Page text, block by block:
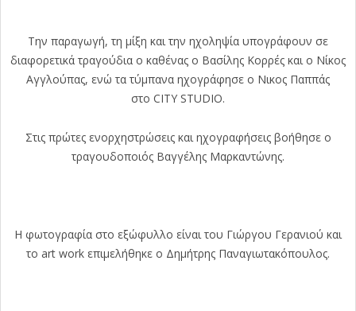
Την παραγωγή, τη μίξη και την ηχοληψία υπογράφουν σε
διαφορετικά τραγούδια ο καθένας ο Βασίλης Κορρές και ο Νίκος
Αγγλούπας, ενώ τα τύμπανα ηχογράφησε ο Νικος Παππάς
στο CITY STUDIO.
Στις πρώτες ενορχηστρώσεις και ηχογραφήσεις βοήθησε ο
τραγουδοποιός Βαγγέλης Μαρκαντώνης.
Η φωτογραφία στο εξώφυλλο είναι του Γιώργου Γερανιού και
το art work επιμελήθηκε ο Δημήτρης Παναγιωτακόπουλος.